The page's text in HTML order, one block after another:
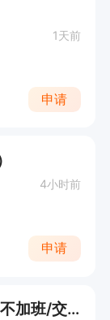
1天前
申请
4小时前
申请
店内咨询师（月薪3000-6000+不加班/交社保）